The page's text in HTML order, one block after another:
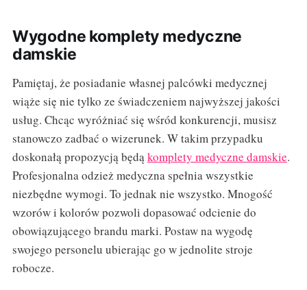
Wygodne komplety medyczne
damskie
Pamiętaj, że posiadanie własnej palcówki medycznej
wiąże się nie tylko ze świadczeniem najwyższej jakości
usług. Chcąc wyróżniać się wśród konkurencji, musisz
stanowczo zadbać o wizerunek. W takim przypadku
doskonałą propozycją będąkomplety medyczne damskie.
Profesjonalna odzież medyczna spełnia wszystkie
niezbędne wymogi. To jednak nie wszystko. Mnogość
wzorów i kolorów pozwoli dopasować odcienie do
obowiązującego brandu marki. Postaw na wygodę
swojego personelu ubierając go w jednolite stroje
robocze.